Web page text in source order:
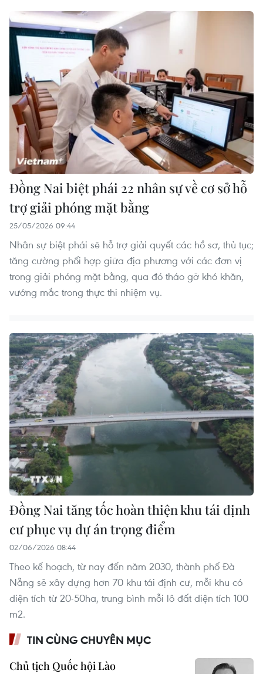
Đồng Nai biệt phái 22 nhân sự về cơ sở hỗ
trợ giải phóng mặt bằng
25/05/2026 09:44
Nhân sự biệt phái sẽ hỗ trợ giải quyết các hồ sơ, thủ tục;
tăng cường phối hợp giữa địa phương với các đơn vị
trong giải phóng mặt bằng, qua đó tháo gỡ khó khăn,
vướng mắc trong thực thi nhiệm vụ.
Đồng Nai tăng tốc hoàn thiện khu tái định
cư phục vụ dự án trọng điểm
02/06/2026 08:44
Theo kế hoạch, từ nay đến năm 2030, thành phố Đà
Nẵng sẽ xây dựng hơn 70 khu tái định cư, mỗi khu có
diện tích từ 20-50ha, trung bình mỗi lô đất diện tích 100
m2.
TIN CÙNG CHUYÊN MỤC
Chủ tịch Quốc hội Lào